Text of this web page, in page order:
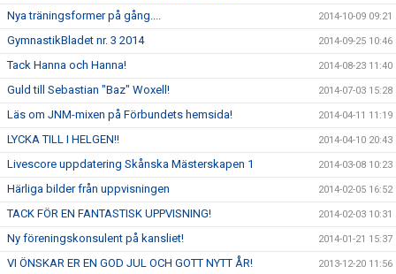
Nya träningsformer på gång.... 2014-10-09 09:21
GymnastikBladet nr. 3 2014 2014-09-25 10:46
Tack Hanna och Hanna! 2014-08-23 11:40
Guld till Sebastian "Baz" Woxell! 2014-07-03 15:28
Läs om JNM-mixen på Förbundets hemsida! 2014-04-11 11:19
LYCKA TILL I HELGEN!! 2014-04-10 20:43
Livescore uppdatering Skånska Mästerskapen 1 2014-03-08 10:23
Härliga bilder från uppvisningen 2014-02-05 16:52
TACK FÖR EN FANTASTISK UPPVISNING! 2014-02-03 10:31
Ny föreningskonsulent på kansliet! 2014-01-21 15:37
VI ÖNSKAR ER EN GOD JUL OCH GOTT NYTT ÅR! 2013-12-20 11:56